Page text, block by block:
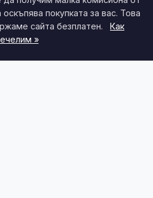
оскъпява покупката за вас. Това
сайта безплатен.
Как
»